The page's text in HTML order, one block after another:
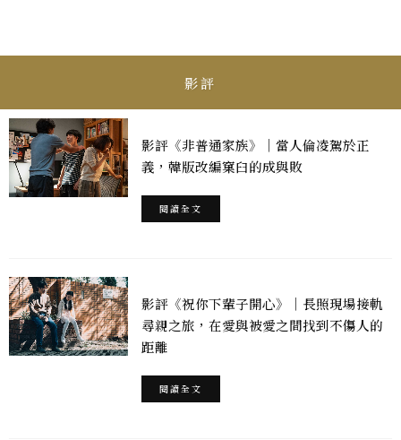
影評
影評《非普通家族》｜當人倫凌駕於正
義，韓版改編窠臼的成與敗
閱讀全文
影評《祝你下輩子開心》｜長照現場接軌
尋親之旅，在愛與被愛之間找到不傷人的
距離
閱讀全文